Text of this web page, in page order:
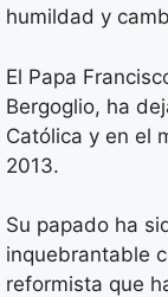
humildad y
El Papa
Bergoglio, ha
Católica y en el
2013.
Su papado ha
inquebrantable
reformista que